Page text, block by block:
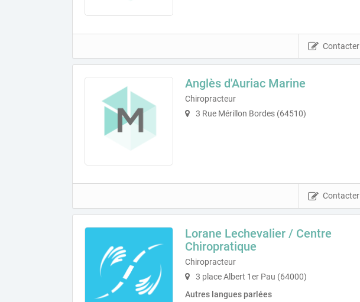
Contacter
Anglès d'Auriac Marine
Chiropracteur
3 Rue Mérillon Bordes (64510)
Contacter
Lorane Lechevalier / Centre
Chiropratique
Chiropracteur
3 place Albert 1er Pau (64000)
Autres langues parlées